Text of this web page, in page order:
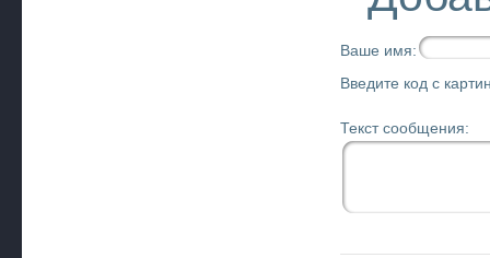
Ваше имя:
Введите код с
Текст сообщения: